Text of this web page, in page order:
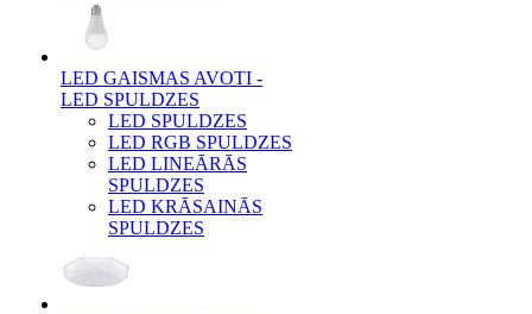
LED GAISMAS AVOTI -
LED SPULDZES
LED SPULDZES
LED RGB SPULDZES
LED LINEĀRĀS
SPULDZES
LED KRĀSAINĀS
SPULDZES